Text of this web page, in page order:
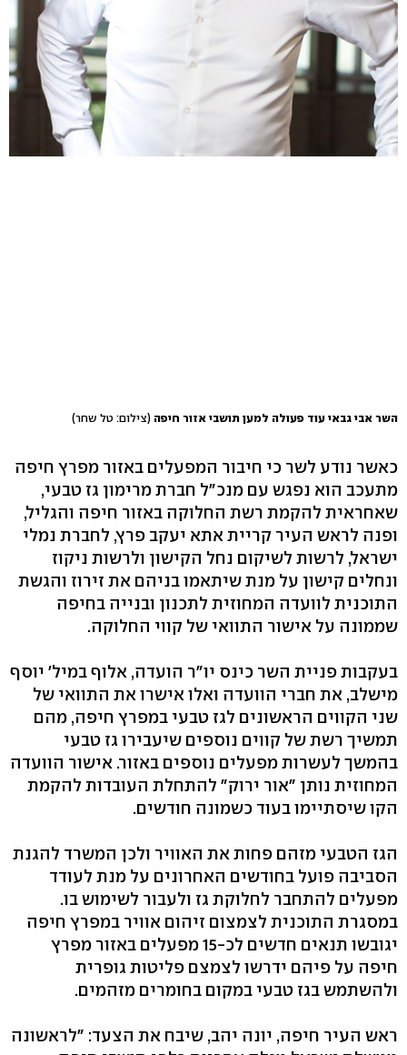
השר אבי גבאי עוד פעולה למען תושבי אזור חיפה (צילום: טל שחר)
כאשר נודע לשר כי חיבור המפעלים באזור מפרץ חיפה
מתעכב הוא נפגש עם מנכ"ל חברת מרימון גז טבעי,
שאחראית להקמת רשת החלוקה באזור חיפה והגליל,
ופנה לראש העיר קריית אתא יעקב פרץ, לחברת נמלי
ישראל, לרשות לשיקום נחל הקישון ולרשות ניקוז
ונחלים קישון על מנת שיתאמו בניהם את זירוז והגשת
התוכנית לוועדה המחוזית לתכנון ובנייה בחיפה
שממונה על אישור התוואי של קווי החלוקה.
בעקבות פניית השר כינס יו"ר הועדה, אלוף במיל' יוסף
מישלב, את חברי הוועדה ואלו אישרו את התוואי של
שני הקווים הראשונים לגז טבעי במפרץ חיפה, מהם
תמשיך רשת של קווים נוספים שיעבירו גז טבעי
בהמשך לעשרות מפעלים נוספים באזור. אישור הוועדה
המחוזית נותן "אור ירוק" להתחלת העובדות להקמת
הקו שיסתיימו בעוד כשמונה חודשים.
הגז הטבעי מזהם פחות את האוויר ולכן המשרד להגנת
הסביבה פועל בחודשים האחרונים על מנת לעודד
מפעלים להתחבר לחלוקת גז ולעבור לשימוש בו.
במסגרת התוכנית לצמצום זיהום אוויר במפרץ חיפה
יגובשו תנאים חדשים לכ-15 מפעלים באזור מפרץ
חיפה על פיהם ידרשו לצמצם פליטות גופרית
ולהשתמש בגז טבעי במקום בחומרים מזהמים.
ראש העיר חיפה, יונה יהב, שיבח את הצעד: "לראשונה